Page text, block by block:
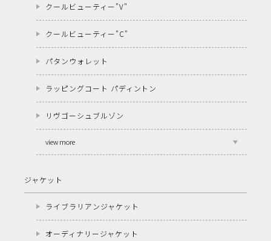
クールビューティー"V"
クールビューティー"C"
パタンウォレット
ラッピングコート パディントン
リヴゴーシュブルゾン
view more
ジャケット
ライブラリアンジャケット
オーディナリージャケット